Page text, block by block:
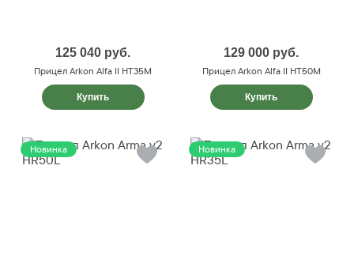
125 040 руб.
Прицел Arkon Alfa II HT35M
Купить
129 000 руб.
Прицел Arkon Alfa II HT50M
Купить
Новинка Новинка